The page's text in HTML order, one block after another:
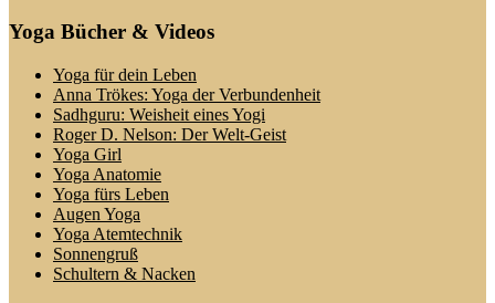
Yoga Bücher & Videos
Yoga für dein Leben
Anna Trökes: Yoga der Verbundenheit
Sadhguru: Weisheit eines Yogi
Roger D. Nelson: Der Welt-Geist
Yoga Girl
Yoga Anatomie
Yoga fürs Leben
Augen Yoga
Yoga Atemtechnik
Sonnengruß
Schultern & Nacken